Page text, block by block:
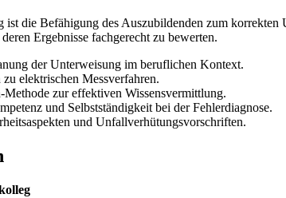
die Befähigung des Auszubildenden zum
Ergebnisse fachgerecht zu bewerten.
der Unterweisung im beruflichen Kontext.
elektrischen Messverfahren.
zur effektiven Wissensvermittlung.
und Selbstständigkeit bei der Fehlerdiagnose.
und Unfallverhütungsvorschriften.